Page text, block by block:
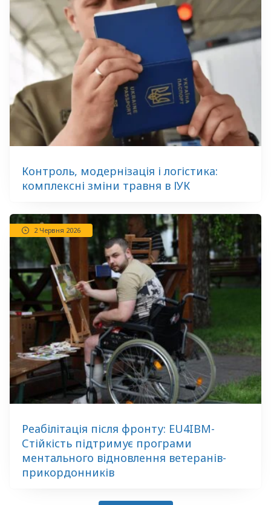
Контроль, модернізація і логістика:
комплексні зміни травня в ІУК
2 Червня 2026
Реабілітація після фронту: EU4IBM-
Стійкість підтримує програми
ментального відновлення ветеранів-
прикордонників